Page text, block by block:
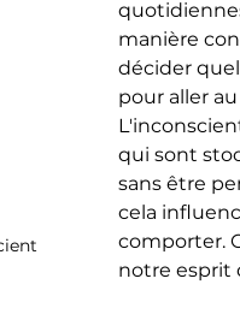
manière
décider
pour aller
qui sont
sans être
cela
comporter.
notre esprit